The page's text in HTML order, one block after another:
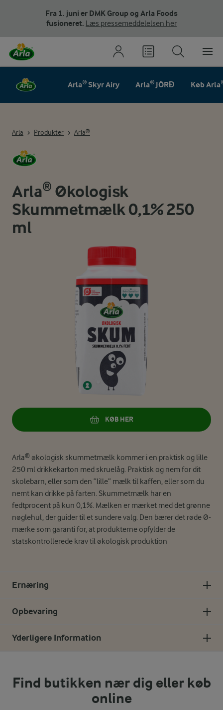
Fra 1. juni er DMK Group og Arla Foods
fusioneret. Læs pressemeddelelsen her
Arla® Skyr Airy Arla® JÖRĐ Køb
Arla Produkter Arla®
Arla® Økologisk
Skummetmælk 0,1% 250
ml
KØB HER
Arla® økologisk skummetmælk kommer i en praktisk og lille
250 ml drikkekarton med skruelåg. Praktisk og nem for dit
skolebarn, eller som den ”lille” mælk til kaffen, eller som du
nemt kan drikke på farten. Skummetmælk har en
fedtprocent på kun 0,1%. Mælken er mærket med det grønne
nøglehul, der guider til et sundere valg. Den bærer det røde Ø-
mærke som garanti for, at produkterne opfylder de
statskontrollerede krav til økologisk produktion
Ernæring
Opbevaring
Yderligere Information
Find butikken nær dig eller køb
online